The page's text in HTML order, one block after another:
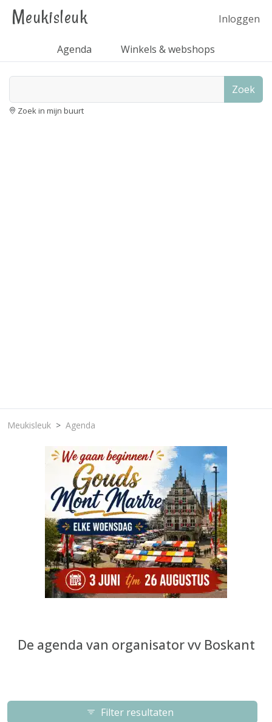
Meukisleuk Inloggen
Agenda Winkels & webshops
Zoek
Zoek in mijn buurt
Meukisleuk Agenda
De agenda van organisator vv Boskant
Filter resultaten